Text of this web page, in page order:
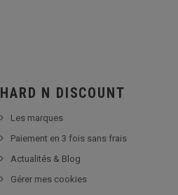
HARD N DISCOUNT
Les marques
Paiement en 3 fois sans frais
Actualités & Blog
Gérer mes cookies